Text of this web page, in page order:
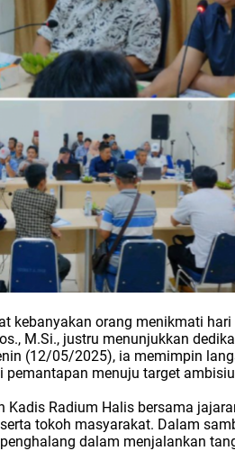
kebanyakan orang menikmati
M.Si., justru menunjukkan
(12/05/2025), ia memimpin
pemantapan menuju target
Kadis Radium Halis bersama
tokoh masyarakat. Dalam
dalam menjalankan